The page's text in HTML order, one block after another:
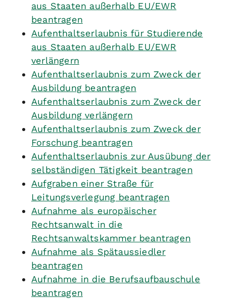
aus Staaten außerhalb EU/EWR
beantragen
Aufenthaltserlaubnis für Studierende
aus Staaten außerhalb EU/EWR
verlängern
Aufenthaltserlaubnis zum Zweck der
Ausbildung beantragen
Aufenthaltserlaubnis zum Zweck der
Ausbildung verlängern
Aufenthaltserlaubnis zum Zweck der
Forschung beantragen
Aufenthaltserlaubnis zur Ausübung der
selbständigen Tätigkeit beantragen
Aufgraben einer Straße für
Leitungsverlegung beantragen
Aufnahme als europäischer
Rechtsanwalt in die
Rechtsanwaltskammer beantragen
Aufnahme als Spätaussiedler
beantragen
Aufnahme in die Berufsaufbauschule
beantragen